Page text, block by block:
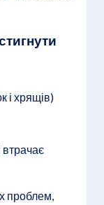
і хрящів)
втрачає
проблем,